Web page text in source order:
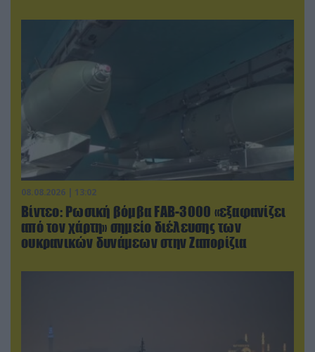
08.08.2026 | 13:02
Βίντεο: Ρωσική βόμβα FAB-3000 «εξαφανίζει
από τον χάρτη» σημείο διέλευσης των
ουκρανικών δυνάμεων στην Ζαπορίζια